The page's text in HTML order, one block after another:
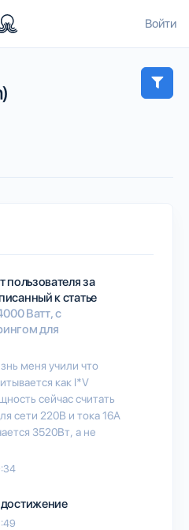
Войти
пользователяза
к статье
Ватт, с
для
меня учили что
как I*V
сейчас считать
сети 220В и тока 16А
3520Вт, а не